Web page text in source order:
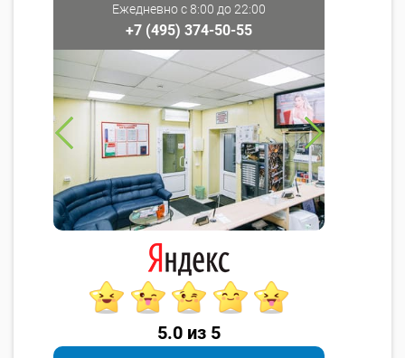
Ежедневно с 8:00 до 22:00
+7 (495) 374-50-55
5.0 из 5